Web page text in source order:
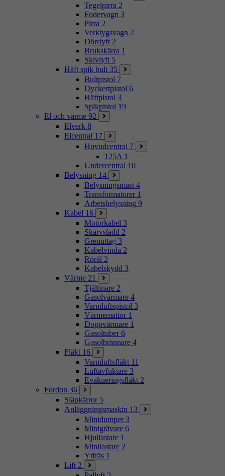
Tegelpirra 2
Fodervagn 3
Pirra 2
Verktygsvagn 2
Dörrlyft 2
Brukskärra 1
Skivlyft 5
Häft spik bult 35
Bultpistol 7
Dyckertpistol 6
Häftpistol 3
Spikpistol 19
El och värme 92
Elverk 8
Elcentral 17
Huvudcentral 7
125A 1
Undercentral 10
Belysning 14
Belysningsmast 4
Transformatorer 1
Arbetsbelysning 9
Kabel 16
Motorkabel 3
Skarvsladd 2
Grenuttag 3
Kabelvinda 2
Rörål 2
Kabelskydd 3
Värme 21
Tjältinare 2
Gasolvärmare 4
Varmluftspistol 3
Värmemattor 1
Doppvärmare 1
Gasoltuber 6
Gasolbrännare 4
Fläkt 16
Varmluftsfläkt 11
Luftavfuktare 3
Evakueringsfläkt 2
Fordon 36
Släpkärror 5
Anläggningsmaskin 13
Minidumper 3
Minigrävare 6
Hjullastare 1
Minilastare 2
Ytfräs 1
Lift 2